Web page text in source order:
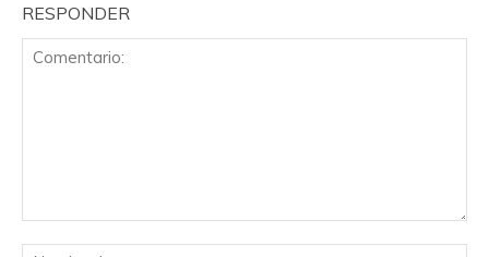
RESPONDER